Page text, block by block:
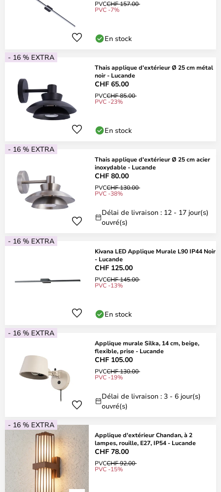
PVCCHF 157.00
PVC -7%
En stock
- 16 % EXTRA
Thais applique d'extérieur Ø 25 cm métal
noir - Lucande
CHF 65.00
PVCCHF 85.00
PVC -23%
En stock
- 16 % EXTRA
Thais applique d'extérieur Ø 25 cm acier
inoxydable - Lucande
CHF 80.00
PVCCHF 130.00
PVC -38%
Délai de livraison : 12 - 17 jour(s)
ouvré(s)
- 16 % EXTRA
Kivana LED Applique Murale L90 IP44 Noir
- Lucande
CHF 125.00
PVCCHF 145.00
PVC -13%
En stock
- 16 % EXTRA
Applique murale Silka, 14 cm, beige,
flexible, prise - Lucande
CHF 105.00
PVCCHF 130.00
PVC -19%
Délai de livraison : 3 - 6 jour(s)
ouvré(s)
- 16 % EXTRA
Applique d'extérieur Chandan, à 2
lampes, rouille, E27, IP54 - Lucande
CHF 78.00
PVCCHF 92.00
PVC -15%